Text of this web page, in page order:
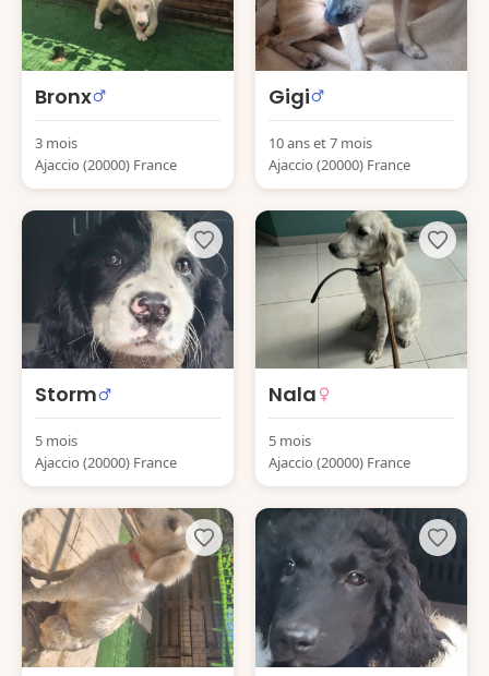
Bronx
3 mois
Ajaccio (20000) France
Gigi
10 ans et 7 mois
Ajaccio (20000) France
Storm
5 mois
Ajaccio (20000) France
Nala
5 mois
Ajaccio (20000) France